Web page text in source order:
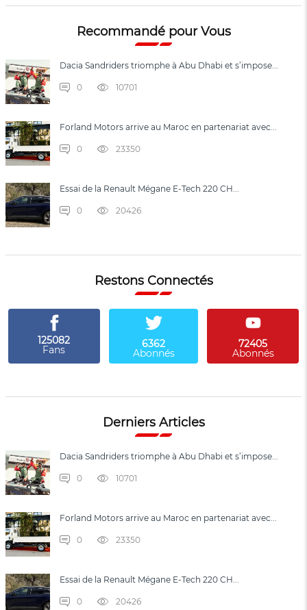
Recommandé pour Vous
Dacia Sandriders triomphe à Abu Dhabi et s’impose...
0 10701
Forland Motors arrive au Maroc en partenariat avec...
0 23350
Essai de la Renault Mégane E-Tech 220 CH...
0 20426
Restons Connectés
125082
Fans 6362
Abonnés
72405
Abonnés
Derniers Articles
Dacia Sandriders triomphe à Abu Dhabi et s’impose...
0 10701
Forland Motors arrive au Maroc en partenariat avec...
0 23350
Essai de la Renault Mégane E-Tech 220 CH...
0 20426